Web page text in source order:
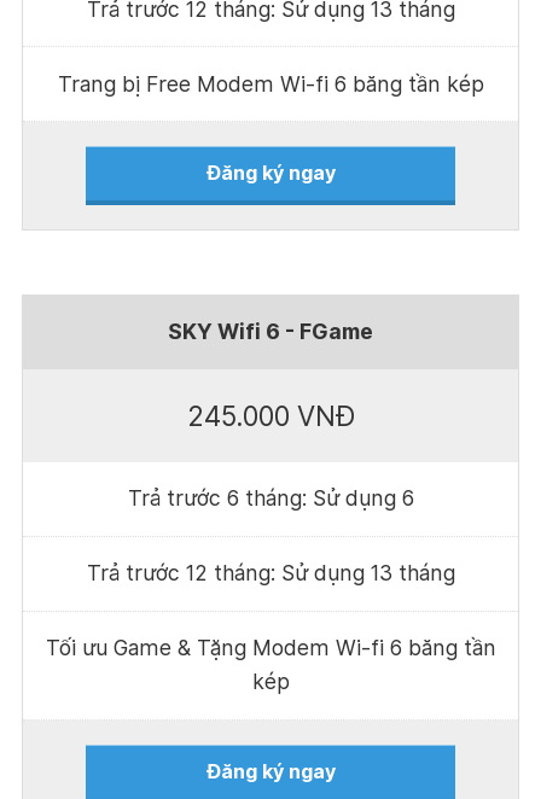
Trả trước 12 tháng: Sử dụng 13 tháng
Trang bị Free Modem Wi-fi 6 băng tần kép
Đăng ký ngay
SKY Wifi 6 - FGame
245.000 VNĐ
Trả trước 6 tháng: Sử dụng 6
Trả trước 12 tháng: Sử dụng 13 tháng
Tối ưu Game & Tặng Modem Wi-fi 6 băng tần
kép
Đăng ký ngay